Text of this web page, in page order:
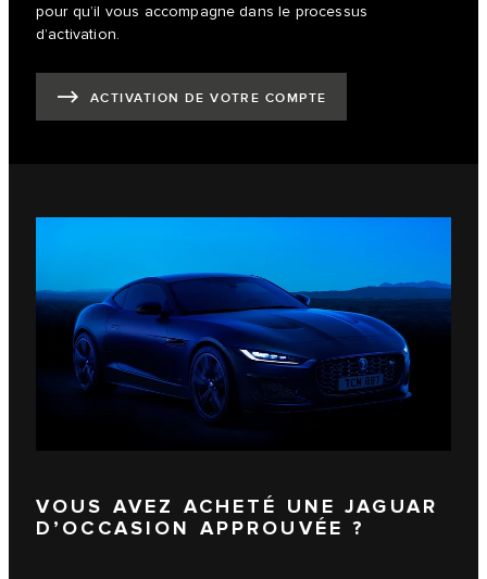
pour qu’il vous accompagne dans le processus
d’activation.
ACTIVATION DE VOTRE COMPTE
VOUS AVEZ ACHETÉ UNE JAGUAR
D’OCCASION APPROUVÉE ?